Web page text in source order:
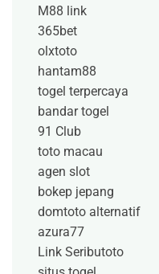
M88 link
365bet
olxtoto
hantam88
togel terpercaya
bandar togel
91 Club
toto macau
agen slot
bokep jepang
domtoto alternatif
azura77
Link Seributoto